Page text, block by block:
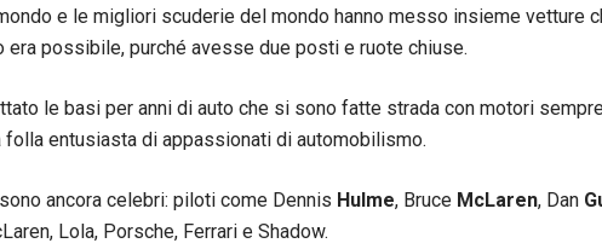
e le migliori scuderie del mondo hanno messo insieme vetture
era possibile, purché avesse due posti e ruote chiuse.
le basi per anni di auto che si sono fatte strada con motori
folla entusiasta di appassionati di automobilismo.
ancora celebri: piloti come Dennis Hulme, Bruce McLaren, Dan
Lola, Porsche, Ferrari e Shadow.